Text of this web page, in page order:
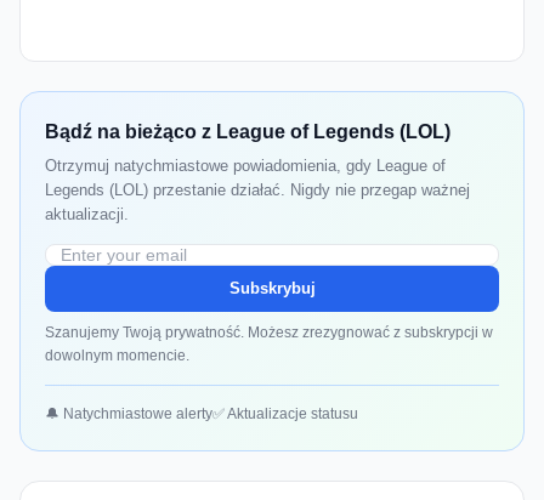
Bądź na bieżąco z League of Legends (LOL)
Otrzymuj natychmiastowe powiadomienia, gdy League of
Legends (LOL) przestanie działać. Nigdy nie przegap ważnej
aktualizacji.
Subskrybuj
Szanujemy Twoją prywatność. Możesz zrezygnować z subskrypcji w
dowolnym momencie.
🔔 Natychmiastowe alerty✅ Aktualizacje statusu